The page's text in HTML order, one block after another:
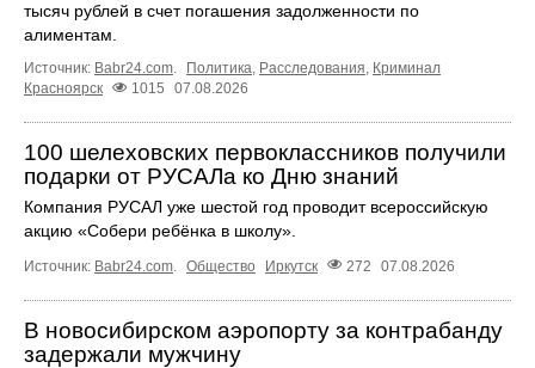
тысяч рублей в счет погашения задолженности по
алиментам.
Источник: Babr24.com. Политика, Расследования, Криминал
Красноярск
1015 07.08.2026
100 шелеховских первоклассников получили
подарки от РУСАЛа ко Дню знаний
Компания РУСАЛ уже шестой год проводит всероссийскую
акцию «Собери ребёнка в школу».
Источник: Babr24.com Общество Иркутск 272 07.08.2026
В новосибирском аэропорту за контрабанду
задержали мужчину